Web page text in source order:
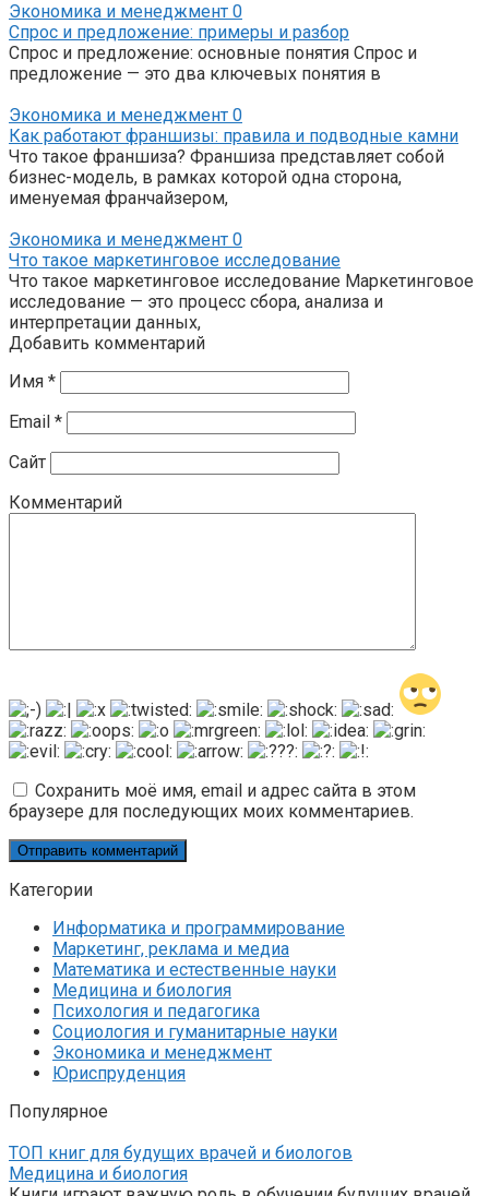
Экономика и менеджмент 0
Спрос и предложение: примеры и разбор
Спрос и предложение: основные понятия Спрос и
предложение — это два ключевых понятия в
Экономика и менеджмент 0
Как работают франшизы: правила и подводные камни
Что такое франшиза? Франшиза представляет собой
бизнес-модель, в рамках которой одна сторона,
именуемая франчайзером,
Экономика и менеджмент 0
Что такое маркетинговое исследование
Что такое маркетинговое исследование Маркетинговое
исследование — это процесс сбора, анализа и
интерпретации данных,
Добавить комментарий
Имя *
Email *
Сайт
Комментарий
Сохранить моё имя, email и адрес сайта в этом
браузере для последующих моих комментариев.
Категории
Информатика и программирование
Маркетинг, реклама и медиа
Математика и естественные науки
Медицина и биология
Психология и педагогика
Социология и гуманитарные науки
Экономика и менеджмент
Юриспруденция
Популярное
ТОП книг для будущих врачей и биологов
Медицина и биология